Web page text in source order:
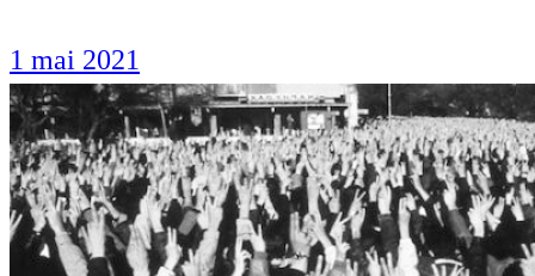
1 mai 2021